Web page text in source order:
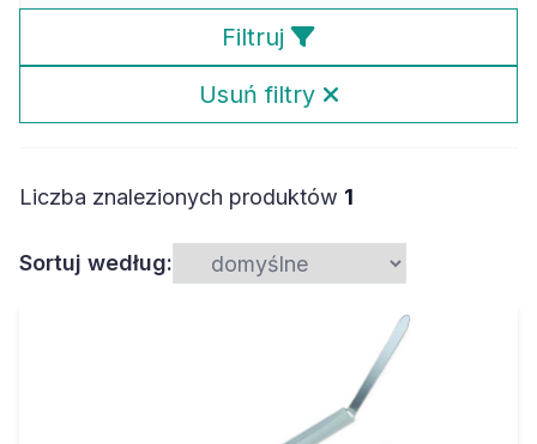
Filtruj
Usuń filtry
Liczba znalezionych produktów 1
Sortuj według: